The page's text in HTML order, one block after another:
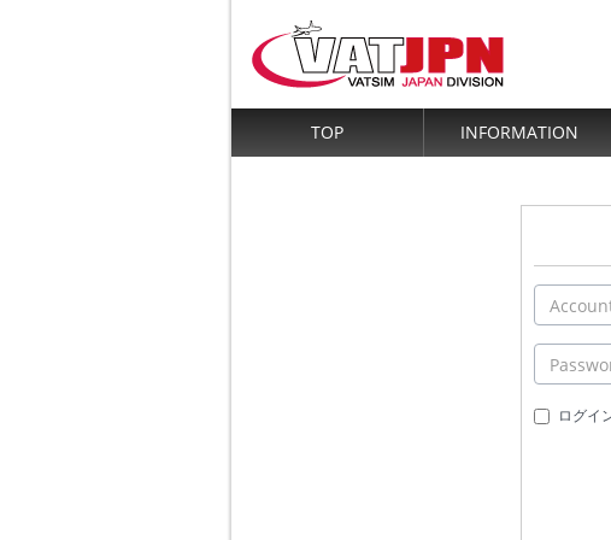
TOP INFORMATION
ログイ